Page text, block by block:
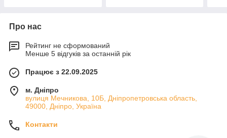
Про нас
Рейтинг не сформований
Менше 5 відгуків за останній рік
Працює з 22.09.2025
м. Дніпро
вулиця Мечникова, 10Б, Дніпропетровська область,
49000, Дніпро, Україна
Контакти